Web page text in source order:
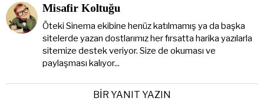
Misafir Koltuğu
Öteki Sinema ekibine henüz katılmamış ya da başka
sitelerde yazan dostlarımız her fırsatta harika yazılarla
sitemize destek veriyor. Size de okuması ve
paylaşması kalıyor...
BIR YANIT YAZIN